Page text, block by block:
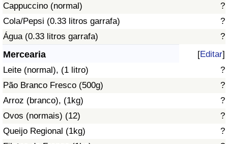
Cappuccino (normal)
?
Cola/Pepsi (0.33 litros garrafa)
?
Água (0.33 litros garrafa)
?
Mercearia [Editar]
Leite (normal), (1 litro)
?
Pão Branco Fresco (500g)
?
Arroz (branco), (1kg)
?
Ovos (normais) (12)
?
Queijo Regional (1kg)
?
Indicador de Crime
Índice de criminalidade por país
Saúde
Indicador de Saúde (Atual)
Indicador de Saúde